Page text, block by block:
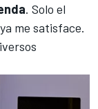
. Solo el
me satisface.